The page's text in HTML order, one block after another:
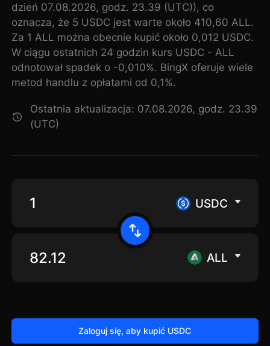
dzień 07.08.2026, godz. 23.39 (UTC)), co
oznacza, że 5 USDC jest warte około 410,60 ALL.
Za 1 ALL można obecnie kupić około 0,012 USDC.
W ciągu ostatnich 24 godzin kurs USDC - ALL
odnotował spadek o -0,010%. BingX oferuje wiele
metod handlu z opłatami od 0,1%.
Ostatnia aktualizacja: 07.08.2026, godz. 23.39
(UTC)
USDC
ALL
Zaloguj się, aby kupić USDC